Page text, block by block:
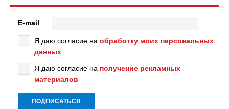
E-mail
Я даю согласие на обработку моих персональных
данных
Я даю согласие на получение рекламных
материалов